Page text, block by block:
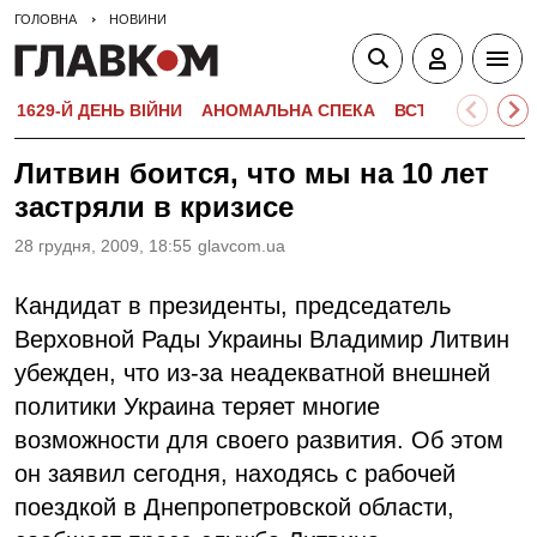
ГОЛОВНА НОВИНИ
1629-Й ДЕНЬ ВІЙНИ АНОМАЛЬНА СПЕКА ВСТУПНА
Литвин боится, что мы на 10 лет
застряли в кризисе
28 грудня, 2009, 18:55 glavcom.ua
Кандидат в президенты, председатель
Верховной Рады Украины Владимир Литвин
убежден, что из-за неадекватной внешней
политики Украина теряет многие
возможности для своего развития. Об этом
он заявил сегодня, находясь с рабочей
поездкой в Днепропетровской области,